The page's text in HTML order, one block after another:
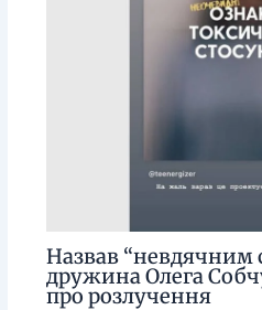
Назвав “невдячним
дружина Олега
про розлучення